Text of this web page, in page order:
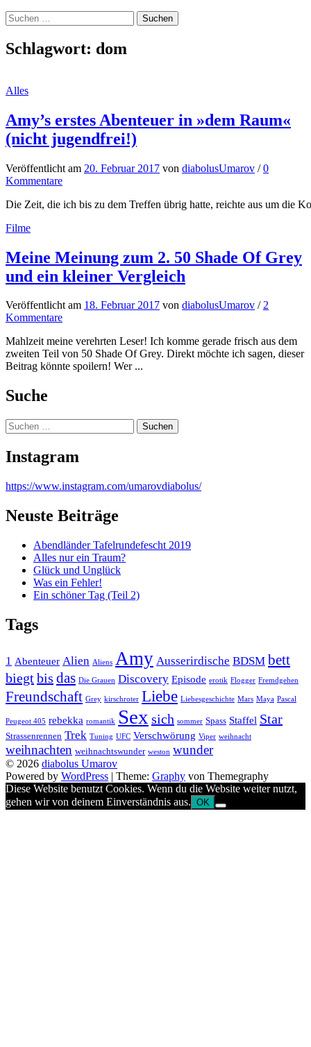
Suchen
nach:
Schlagwort: dom
Alles
Amy’s erstes Abenteuer in »dem Raum«
(nicht jugendfrei!)
Veröffentlicht am 20. Februar 2017 von diabolusUmarov /0
Kommentare
Die Zeit, die ich bis zu dem Treffen übrig hatte, reichte aus um die
Filme
Meine Meinung zum 2. 50 Shade Of Grey
und ein kleiner Vergleich
Veröffentlichtam 18. Februar 2017 von diabolusUmarov /2
Kommentare
Mahlzeit meine verehrten Leser! Ich komme gerade frisch aus dem
zweiten Teil von 50 Shade Of Grey. Direkt möchte ich sagen, dieser
Beitrag könnte spoilern! Wer ...
Suche
Suchen
nach:
Instagram
https://www.instagram.com/umarovdiabolus/
Neuste Beiträge
Abendländer Tafelrundefescht 2019
Alles nur ein Traum?
Glück und Unglück
Was ein Fehler!
Ein schöner Tag (Teil 2)
Tags
1 Abenteuer Alien Aliens Amy Ausserirdische BDSM bett
biegtbis das Die Grauen Discovery Episode erotik Flogger Fremdgehen
Freundschaft Grey kirschroter Liebe Liebesgeschichte Mars Maya Pascal
Peugeot 405 rebekka romantik Sex sich sommer Spass Staffel Star
Strassenrennen Trek Tuning UFC Verschwörung Viper weihnacht
weihnachten weihnachtswunder weston wunder
© 2026 diabolus Umarov
Powered by WordPress | Theme: Graphy von Themegraphy
Diese Website benutzt Cookies. Wenn du die Website weiter nutzt,
gehen wir von deinem Einverständnis aus. OK